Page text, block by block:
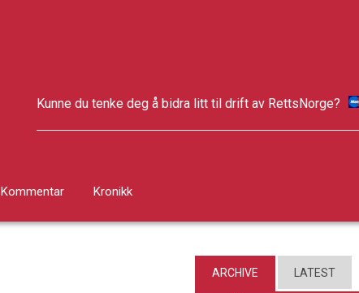
Kunne du tenke deg å bidra litt til drift av RettsNorge?
Kommentar Kronikk
ARCHIVE LATEST